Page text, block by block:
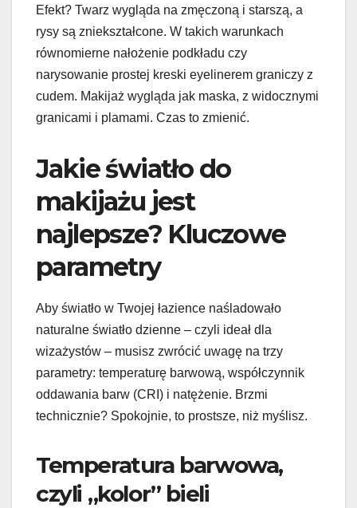
Efekt? Twarz wygląda na zmęczoną i starszą, a
rysy są zniekształcone. W takich warunkach
równomierne nałożenie podkładu czy
narysowanie prostej kreski eyelinerem graniczy z
cudem. Makijaż wygląda jak maska, z widocznymi
granicami i plamami. Czas to zmienić.
Jakie światło do
makijażu jest
najlepsze? Kluczowe
parametry
Aby światło w Twojej łazience naśladowało
naturalne światło dzienne – czyli ideał dla
wizażystów – musisz zwrócić uwagę na trzy
parametry: temperaturę barwową, współczynnik
oddawania barw (CRI) i natężenie. Brzmi
technicznie? Spokojnie, to prostsze, niż myślisz.
Temperatura barwowa,
czyli „kolor” bieli